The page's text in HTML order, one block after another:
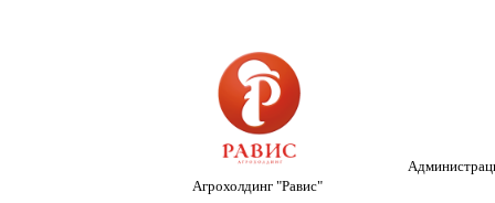
Агрохолдинг "Равис"